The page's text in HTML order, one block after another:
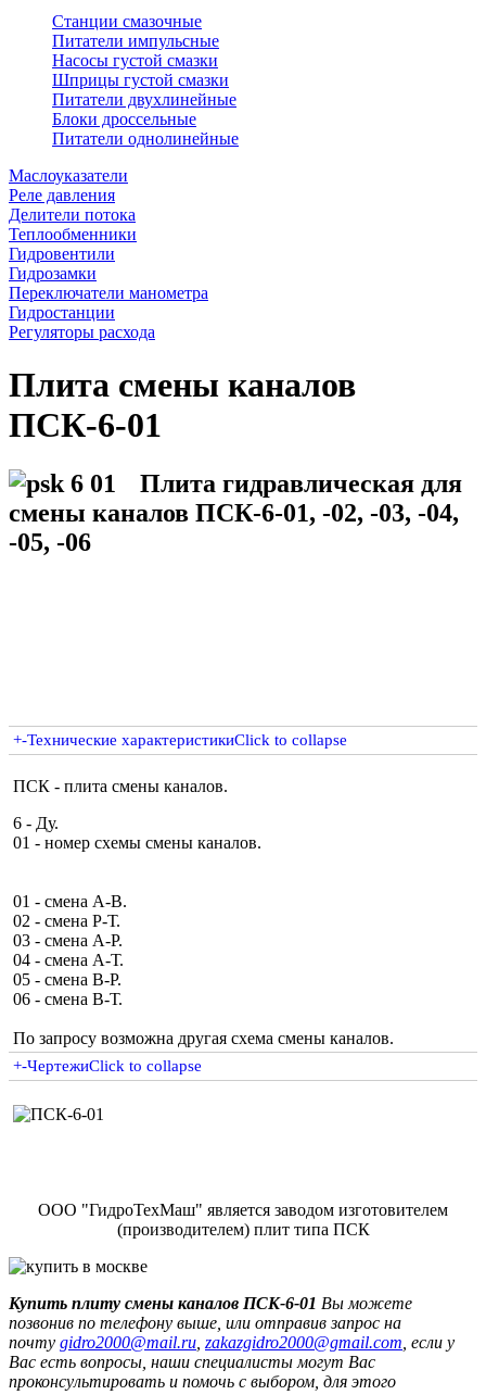
Станции смазочные
Питатели импульсные
Насосы густой смазки
Шприцы густой смазки
Питатели двухлинейные
Блоки дроссельные
Питатели однолинейные
Маслоуказатели
Реле давления
Делители потока
Теплообменники
Гидровентили
Гидрозамки
Переключатели манометра
Гидростанции
Регуляторы расхода
Плита смены каналов
ПСК-6-01
Плита гидравлическая для
смены каналов ПСК-6-01, -02, -03, -04,
-05, -06
+-Технические характеристикиClick to collapse
ПСК - плита смены каналов.
6 - Ду.
01 - номер схемы смены каналов.
01 - смена А-В.
02 - смена Р-Т.
03 - смена А-Р.
04 - смена А-Т.
05 - смена В-Р.
06 - смена В-Т.
По запросу возможна другая схема смены каналов.
+-ЧертежиClick to collapse
ООО "ГидроТехМаш" является заводом изготовителем
(производителем) плит типа ПСК
Купить плиту смены каналов ПСК-6-01 Вы можете
позвонив по телефону выше, или отправив запрос на
почту
, если у
Вас есть вопросы, наши специалисты могут Вас
проконсультировать и помочь с выбором, для этого